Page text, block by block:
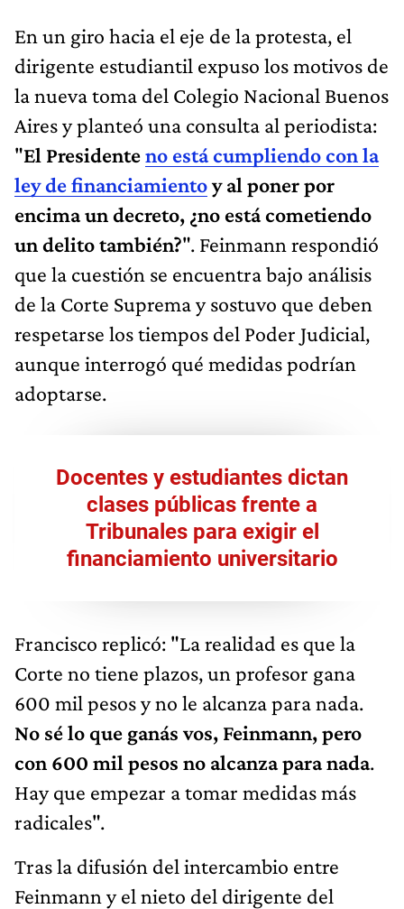
En un giro hacia el eje de la protesta, el
dirigente estudiantil expuso los motivos de
la nueva toma del Colegio Nacional Buenos
Aires y planteó una consulta al periodista:
"El Presidenteno está cumpliendo con la
ley de financiamientoy al poner por
encima un decreto, ¿no está cometiendo
un delito también?". Feinmann respondió
que la cuestión se encuentra bajo análisis
de la Corte Suprema y sostuvo que deben
respetarse los tiempos del Poder Judicial,
aunque interrogó qué medidas podrían
adoptarse.
Docentes y estudiantes dictan
clases públicas frente a
Tribunales para exigir el
financiamiento universitario
Francisco replicó: "La realidad es que la
Corte no tiene plazos, un profesor gana
600 mil pesos y no le alcanza para nada.
No sé lo que ganás vos, Feinmann, pero
con 600 mil pesos no alcanza para nada.
Hay que empezar a tomar medidas más
radicales".
Tras la difusión del intercambio entre
Feinmann y el nieto del dirigente del